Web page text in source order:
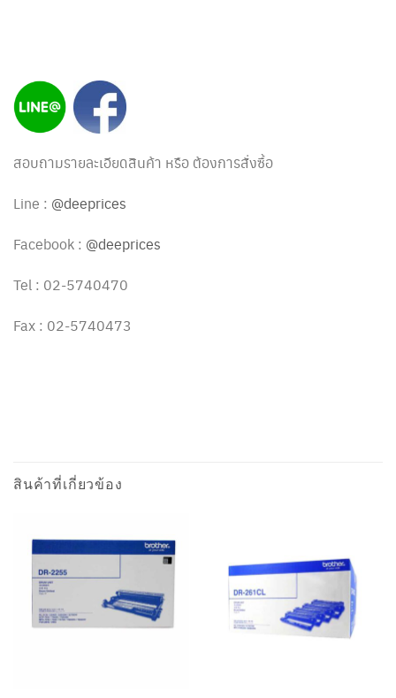
สอบถามรายละเอียดสินค้า หรือ ต้องการสั่งซื้อ
Line : @deeprices
Facebook : @deeprices
Tel : 02-5740470
Fax : 02-5740473
สินค้าที่เกี่ยวข้อง